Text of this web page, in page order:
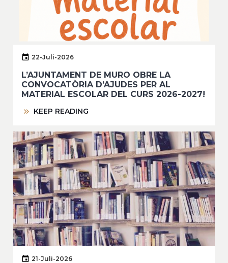
22-Juli-2026
L’AJUNTAMENT DE MURO OBRE LA
CONVOCATÒRIA D’AJUDES PER AL
MATERIAL ESCOLAR DEL CURS 2026-2027!
KEEP READING
21-Juli-2026